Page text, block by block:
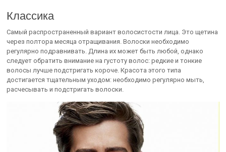
Классика
Самый распространенный вариант волосистости лица. Это щетина
через полтора месяца отращивания. Волоски необходимо
регулярно подравнивать. Длина их может быть любой, однако
следует обратить внимание на густоту волос: редкие и тонкие
волосы лучше подстригать короче. Красота этого типа
достигается тщательным уходом: необходимо регулярно мыть,
расчесывать и подстригать волоски.